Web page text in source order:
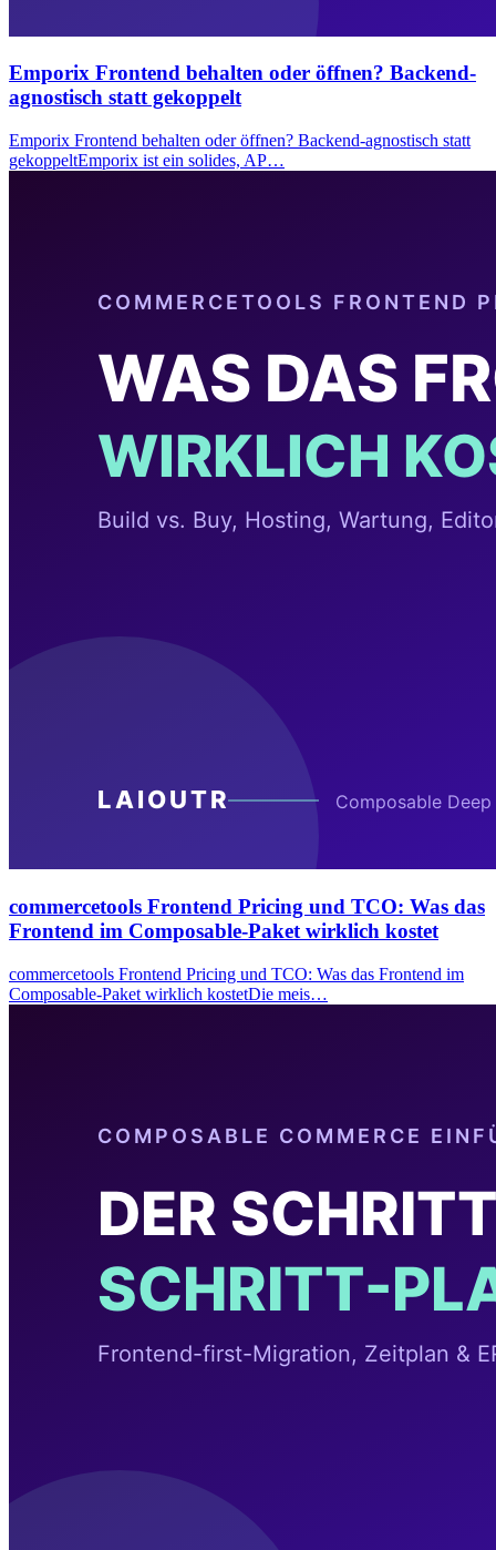
Emporix Frontend behalten oder öffnen? Backend-
agnostisch statt gekoppelt
Emporix Frontend behalten oder öffnen? Backend-agnostisch statt
gekoppeltEmporix ist ein solides, AP…
commercetools Frontend Pricing und TCO: Was das
Frontend im Composable-Paket wirklich kostet
commercetools Frontend Pricing und TCO: Was das Frontend im
Composable-Paket wirklich kostetDie meis…